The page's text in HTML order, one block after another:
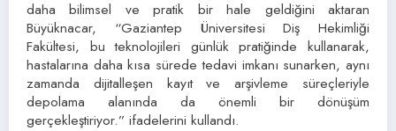
daha bilimsel ve pratik bir hale geldiğini aktaran
Büyüknacar, “Gaziantep Üniversitesi Diş Hekimliği
Fakültesi, bu teknolojileri günlük pratiğinde kullanarak,
hastalarına daha kısa sürede tedavi imkanı sunarken, aynı
zamanda dijitalleşen kayıt ve arşivleme süreçleriyle
depolama alanında da önemli bir dönüşüm
gerçekleştiriyor.” ifadelerini kullandı.